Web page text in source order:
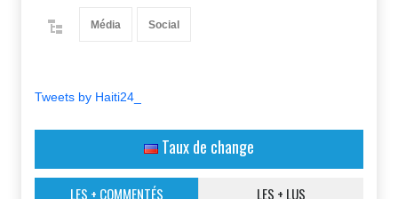
Média Social
Tweets by Haiti24_
Taux de change
LES + COMMENTÉS LES + LUS